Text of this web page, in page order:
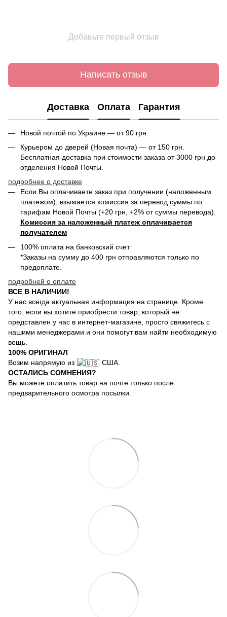
Добавьте первый отзыв
Написать отзыв
Доставка Оплата Гарантия
Новой почтой по Украине — от 90 грн.
Курьером до дверей (Новая почта) — от 150 грн.
Бесплатная доставка при стоимости заказа от 3000 грн до
отделения Новой Почты.
подробнее о доставке
Если Вы оплачиваете заказ при получении (наложенным
платежом), взымается комиссия за перевод суммы по
тарифам Новой Почты (+20 грн, +2% от суммы перевода).
Комиссия за наложенный платеж оплачивается
получателем
100% оплата на банковский счет
*Заказы на сумму до 400 грн отправляются только по
предоплате.
подробней о оплате
ВСЕ В НАЛИЧИИ!
У нас всегда актуальная информация на странице. Кроме
того, если вы хотите приобрести товар, который не
представлен у нас в интернет-магазине, просто свяжитесь с
нашими менеджерами и они помогут вам найти необходимую
вещь.
100% ОРИГИНАЛ
Возим напрямую из
США.
ОСТАЛИСЬ СОМНЕНИЯ?
Вы можете оплатить товар на почте только после
предварительного осмотра посылки.